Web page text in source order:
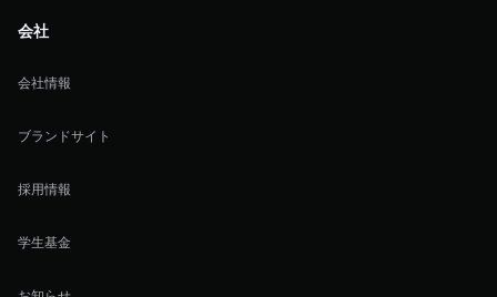
会社
会社情報
ブランドサイト
採用情報
学生基金